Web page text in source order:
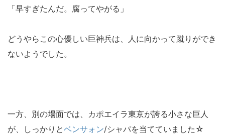
「早すぎたんだ。腐ってやがる」
どうやらこの心優しい巨神兵は、人に向かって蹴りができ
ないようでした。
一方、別の場面では、カポエイラ東京が誇る小さな巨人
が、しっかりとベンサォン/シャパを当てていました☆